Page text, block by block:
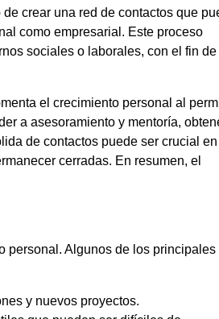
crear una red de contactos que
como empresarial. Este proceso
sociales o laborales, con el fin de
el crecimiento personal al
a asesoramiento y mentoría,
de contactos puede ser crucial en
cerradas. En resumen, el
personal. Algunos de los principales
y nuevos proyectos.